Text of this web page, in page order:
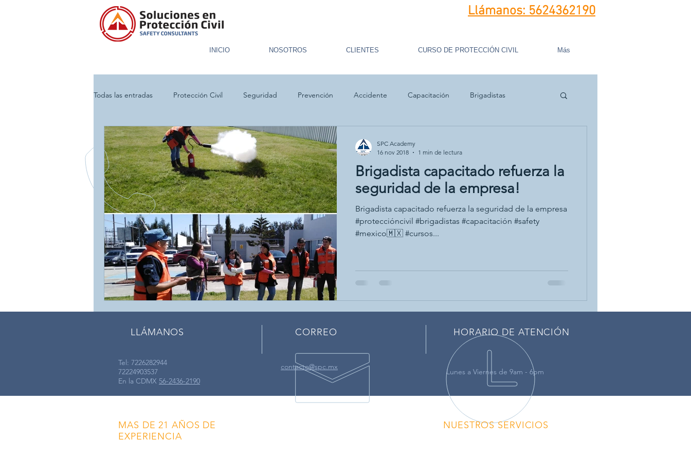
Llámanos:5624362190
INICIO NOSOTROS CLIENTES CURSO DE PROTECCIÓN CIVIL Más
Todas las entradas Protección Civil Seguridad Prevención Accidente Capacitación Brigadistas
Incendio Evacuación Simulacro Primeros auxilios
Brigadista capacitado refuerza la
seguridad de la empresa!
Brigadista capacitado refuerza la seguridad de la empresa
#proteccióncivil #brigadistas #capacitación #safety
#mexico🇲🇽 #cursos...
SPC Academy
16 nov 2018
1 min de lectura
LLÁMANOS CORREO HORARIO DE ATENCIÓN
Tel: 7226282944
72224903537
En la CDMX 56-2436-2190
contacto@spc.mx
Lunes a Viernes de 9am - 6pm
MAS DE 21 AÑOS DE
EXPERIENCIA
NUESTROS SERVICIOS